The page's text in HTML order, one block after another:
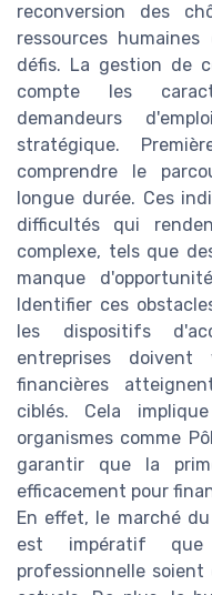
reconversion des
ressources
défis. La gestion de
compte les
demandeurs
stratégique.
comprendre le
longue durée. Ces
difficultés qui
complexe, tels que
manque
Identifier ces
les dispositifs
entreprises
financières
ciblés. Cela
organismes comme
garantir que la
efficacement pour
En effet, le marché
est impératif
professionnelle